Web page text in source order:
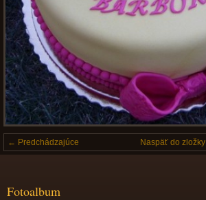
← Predchádzajúce Naspäť do zložky
Fotoalbum